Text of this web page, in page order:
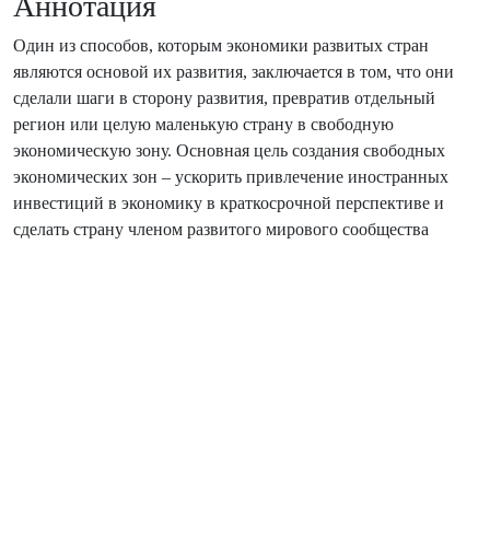
Один из способов, которым экономики развитых стран
являются основой их развития, заключается в том, что они
сделали шаги в сторону развития, превратив отдельный
регион или целую маленькую страну в свободную
экономическую зону. Основная цель создания свободных
экономических зон – ускорить привлечение иностранных
инвестиций в экономику в краткосрочной перспективе и
сделать страну членом развитого мирового сообщества